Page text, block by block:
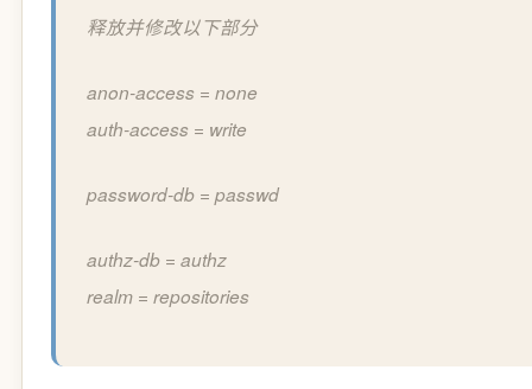
释放并修改以下部分
anon-access = none
auth-access = write
password-db = passwd
authz-db = authz
realm = repositories